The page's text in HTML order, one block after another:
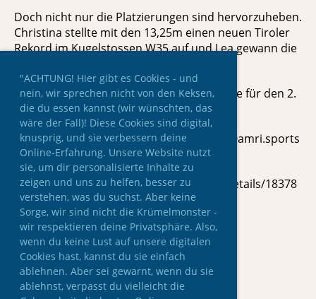
"ACHTUNG! Hier gibt es Cookies - und
nein, wir sprechen nicht von den Keksen,
die du essen kannst (wir wünschten, das
wäre der Fall)! Diese Cookies sind digital,
knusprig, und sie verbessern deine
Online-Erfahrung. Unsere Website nutzt
sie, um dir personalisierte Inhalte zu
zeigen und uns zu helfen, besser zu
verstehen, was du suchst. Aber keine
Sorge, wir sind nicht die Krümelmonster -
wir respektieren deine Privatsphäre. Also,
wenn du keine Lust auf unsere digitalen
Cookies hast, kannst du sie einfach
ablehnen. Aber sei gewarnt, wenn du sie
ablehnst, verpasst du vielleicht die
Doch nicht nur die Platzierungen sind hervorzuheben.
Christina stellte mit den 13,25m einen neuen Tiroler
Rekord im Kugelstossen W35 auf und Lea gewann die
Herzliche Gratulation an alle und alles gute für den 2.
Tag!
Fotos: © ÖLV / Alfred Nevsimal und ÖLV/@amri.sports
Ergebnisse:
https://www.laportal.net/Competitions/Details/18378